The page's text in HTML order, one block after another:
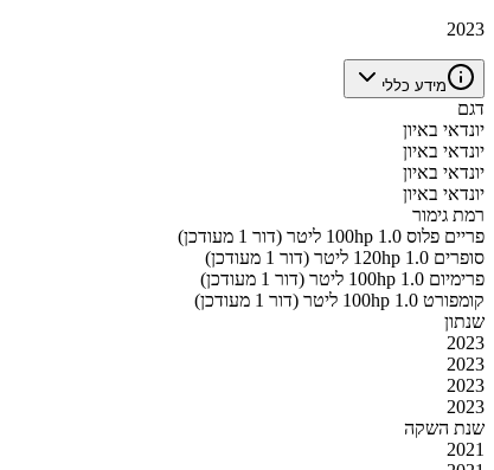
2023
מידע כללי
דגם
יונדאי באיון
יונדאי באיון
יונדאי באיון
יונדאי באיון
רמת גימור
פריים פלוס 100hp 1.0 ליטר (דור 1 מעודכן)
סופרים 120hp 1.0 ליטר (דור 1 מעודכן)
פרימיום 100hp 1.0 ליטר (דור 1 מעודכן)
קומפורט 100hp 1.0 ליטר (דור 1 מעודכן)
שנתון
2023
2023
2023
2023
שנת השקה
2021